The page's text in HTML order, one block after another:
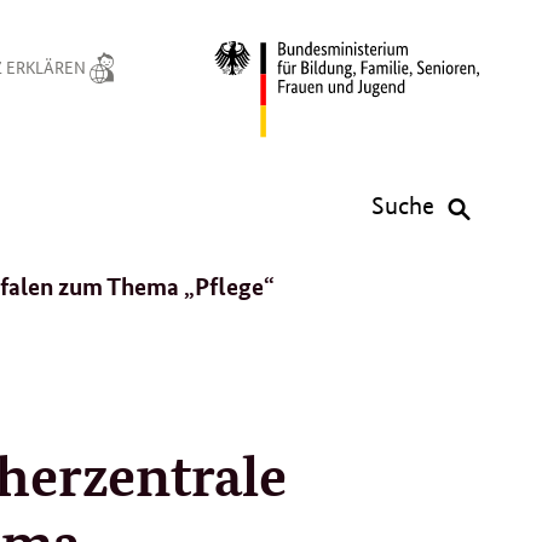
Suche
zum Thema „Pflege“